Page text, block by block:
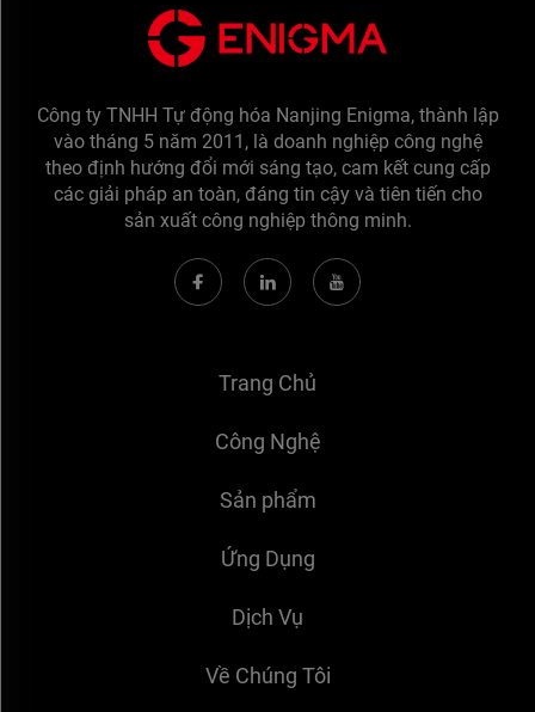
Công ty TNHH Tự động hóa Nanjing Enigma, thành lập
vào tháng 5 năm 2011, là doanh nghiệp công nghệ
theo định hướng đổi mới sáng tạo, cam kết cung cấp
các giải pháp an toàn, đáng tin cậy và tiên tiến cho
sản xuất công nghiệp thông minh.
Trang Chủ
Công Nghệ
Sản phẩm
Ứng Dụng
Dịch Vụ
Về Chúng Tôi